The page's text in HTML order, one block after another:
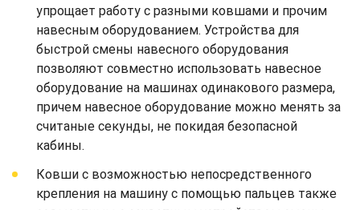
упрощает работу с разными ковшами и прочим
навесным оборудованием. Устройства для
быстрой смены навесного оборудования
позволяют совместно использовать навесное
оборудование на машинах одинакового размера,
причем навесное оборудование можно менять за
считаные секунды, не покидая безопасной
кабины.
Ковши с возможностью непосредственного
крепления на машину с помощью пальцев также